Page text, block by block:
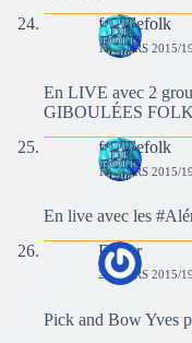
fousdefolk
15 MARS 2015/
En LIVE avec 2
GIBOULÉES
fousdefolk
15 MARS 2015/
En live avec les
Didier
29 MARS 2015/
Pick and Bow Yves